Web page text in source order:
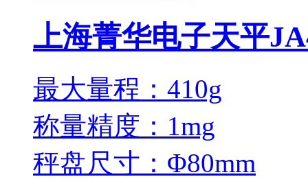
上海菁华电子天平
最大量程：410g
称量精度：1mg
秤盘尺寸：Φ80mm